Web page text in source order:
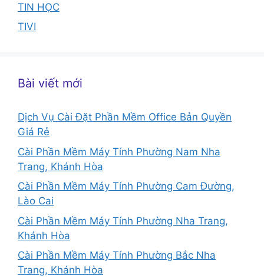
TIN HỌC
TIVI
Bài viết mới
Dịch Vụ Cài Đặt Phần Mềm Office Bản Quyền
Giá Rẻ
Cài Phần Mềm Máy Tính Phường Nam Nha
Trang, Khánh Hòa
Cài Phần Mềm Máy Tính Phường Cam Đường,
Lào Cai
Cài Phần Mềm Máy Tính Phường Nha Trang,
Khánh Hòa
Cài Phần Mềm Máy Tính Phường Bắc Nha
Trang, Khánh Hòa